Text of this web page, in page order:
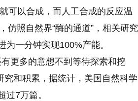
可以合成，而人工合成的反应温
仿照自然界“酶的通道”，相关研究
一分钟实现100%产能。
更多的意想不到等待探索和挖
和积累，据统计，美国自然科学
7万篇。